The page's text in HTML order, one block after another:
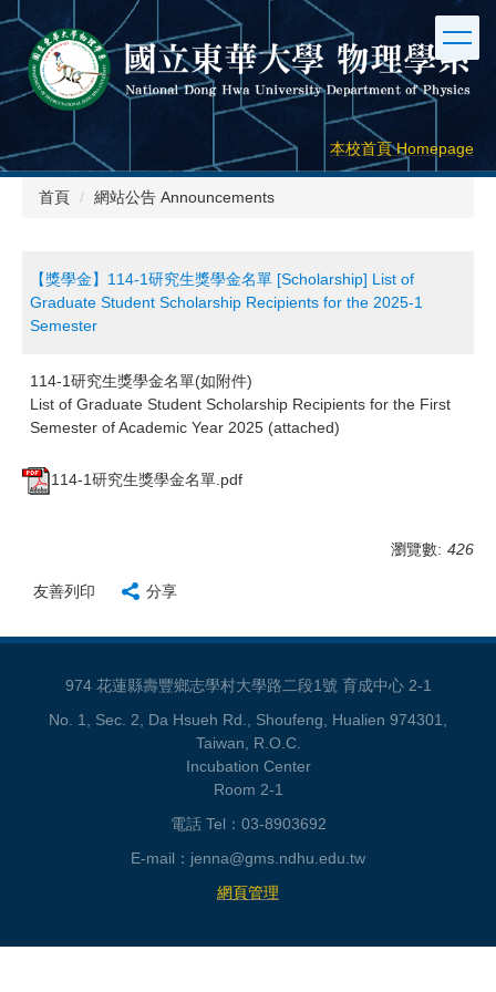
跳
要
區
本校首頁 Homepage
首頁 網站公告 Announcements
【獎學金】114-1研究生獎學金名單 [Scholarship] List of
Graduate Student Scholarship Recipients for the 2025-1
Semester
114-1研究生獎學金名單(如附件)
List of Graduate Student Scholarship Recipients for the First
Semester of Academic Year 2025 (attached)
114-1研究生獎學金名單.pdf
瀏覽數: 426
友善列印 分享
974 花蓮縣壽豐鄉志學村大學路二段1號 育成中心 2-1
No. 1, Sec. 2, Da Hsueh Rd., Shoufeng, Hualien 974301,
Taiwan, R.O.C.
Incubation Center
Room 2-1
電話 Tel：03-8903692
E-mail：jenna@gms.ndhu.edu.tw
網頁管理